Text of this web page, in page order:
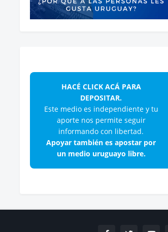
HACÉ CLICK ACÁ PARA
DEPOSITAR.
Este medio es independiente y tu
aporte nos permite seguir
informando con libertad.
Apoyar también es apostar por
un medio uruguayo libre.